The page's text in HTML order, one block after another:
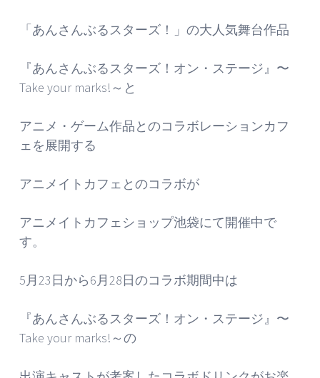
「あんさんぶるスターズ！」の大人気舞台作品
『あんさんぶるスターズ！オン・ステージ』〜
Take your marks!～と
アニメ・ゲーム作品とのコラボレーションカフ
ェを展開する
アニメイトカフェとのコラボが
アニメイトカフェショップ池袋にて開催中で
す。
5月23日から6月28日のコラボ期間中は
『あんさんぶるスターズ！オン・ステージ』〜
Take your marks!～の